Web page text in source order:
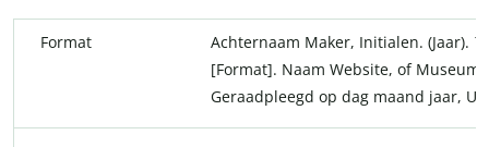
Format Achternaam Maker, Initialen. (Jaar).
[Format]. Naam Website, of Museum,
Geraadpleegd op dag maand jaar,